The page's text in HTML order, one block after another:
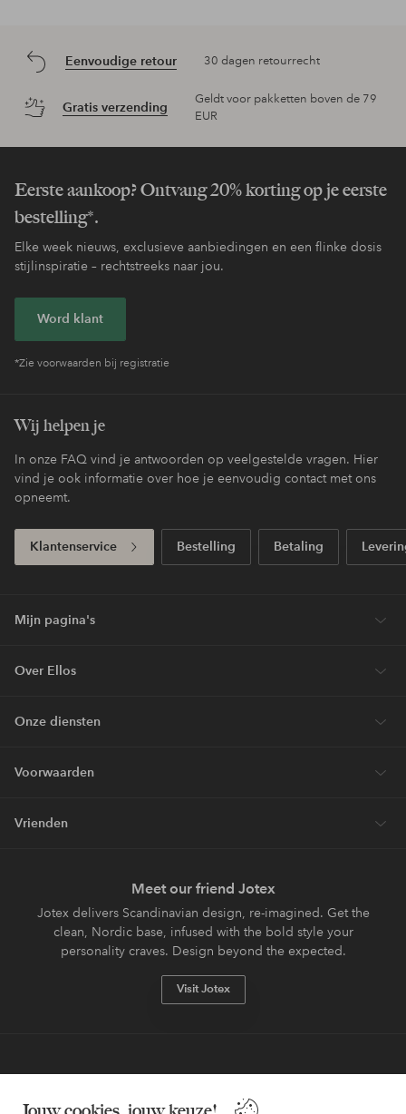
Eenvoudige retour 30 dagen retourrecht
Gratis verzending
Geldt voor pakketten boven de 79
EUR
Eerste aankoop? Ontvang 20% korting op je eerste
bestelling*.
Elke week nieuws, exclusieve aanbiedingen en een flinke dosis
stijlinspiratie – rechtstreeks naar jou.
Word klant
*Zie voorwaarden bij registratie
Wij helpen je
In onze FAQ vind je antwoorden op veelgestelde vragen. Hier
vind je ook informatie over hoe je eenvoudig contact met ons
opneemt.
Klantenservice Bestelling Betaling
Mijn pagina's
Over Ellos
Onze diensten
Voorwaarden
Vrienden
Meet our friend Jotex
Jotex delivers Scandinavian design, re-imagined. Get the
clean, Nordic base, infused with the bold style your
personality craves. Design beyond the expected.
Visit Jotex